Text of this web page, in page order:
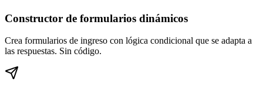
Constructor de formularios dinámicos
Crea formularios de ingreso con lógica condicional que se adapta a
las respuestas. Sin código.